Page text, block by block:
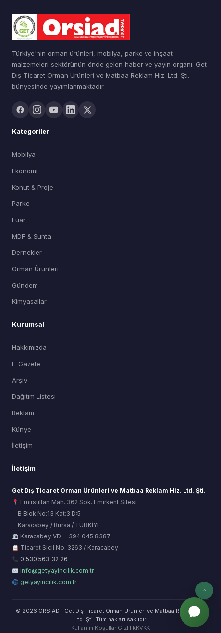
Türkiye'nin orman ürünleri, mobilya, parke ve inşaat
malzemeleri sektörünün önde gelen haber ve yayın organı. Get
Dış Ticaret Orman Ürünleri ve Matbaa Reklam Hiz. Ltd. Şti.
bünyesinde yayımlanmaktadır.
Kategoriler
Mobilya
Ekonomi
Konut & Proje
Parke
Fuar
MDF & Sunta
Dernekler
Orman Ürünleri
Gündem
Kimyasallar
Kurumsal
Hakkımızda
E-Gazete
Arşiv
Dağıtım Listesi
Reklam
Künye
İletişim
İletişim
Get Dış Ticaret Orman Ürünleri ve Matbaa Reklam Hiz. Ltd. Şti.
Emirsultan Mah. 362 Sok. Emirkent Sitesi
B Blok No:13 Kat:3 D:5
Karacabey / Bursa / TÜRKİYE
Karacabey VD · 394 045 8387
Ticaret Sicil No: 3263 / Karacabey
0 530 563 32 26
info@getyayincilik.com.tr
getyayincilik.com.tr
© 2026 ORSİAD · Get Dış Ticaret Orman Ürünleri ve Matbaa Reklam Hiz.
Ltd. Şti. Tüm hakları saklıdır.
Kullanım KoşullarıGizlilikKVKK
ORSİAD AI
Sektörel Hafıza Asistanı